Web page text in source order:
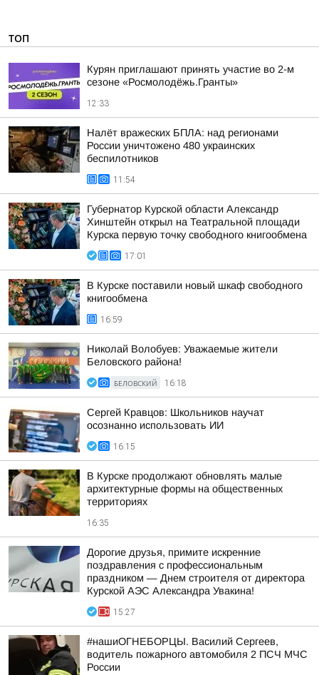
ТОП
Курян приглашают принять участие во 2-м
сезоне «Росмолодёжь.Гранты»
12:33
Налёт вражеских БПЛА: над регионами
России уничтожено 480 украинских
беспилотников
11:54
Губернатор Курской области Александр
Хинштейн открыл на Театральной площади
Курска первую точку свободного книгообмена
17:01
В Курске поставили новый шкаф свободного
книгообмена
16:59
Николай Волобуев: Уважаемые жители
Беловского района!
БЕЛОВСКИЙ 16:18
Сергей Кравцов: Школьников научат
осознанно использовать ИИ
16:15
В Курске продолжают обновлять малые
архитектурные формы на общественных
территориях
16:35
Дорогие друзья, примите искренние
поздравления с профессиональным
праздником — Днем строителя от директора
Курской АЭС Александра Увакина!
15:27
#нашиОГНЕБОРЦЫ. Василий Сергеев,
водитель пожарного автомобиля 2 ПСЧ МЧС
России